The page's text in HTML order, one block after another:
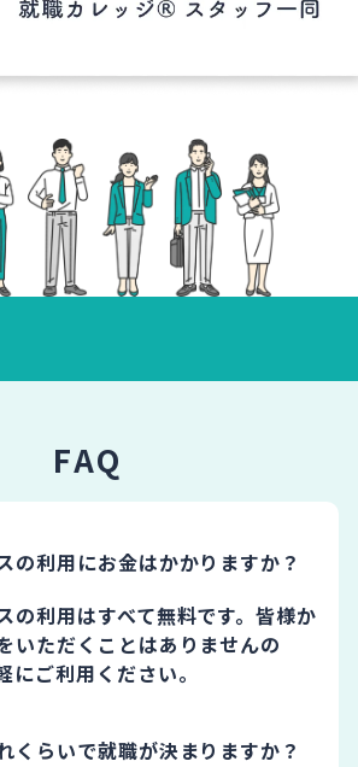
FAQ
の利用にお金はかかりますか？
の利用はすべて無料です。皆様か
いただくことはありませんの
にご利用ください。
くらいで就職が決まりますか？